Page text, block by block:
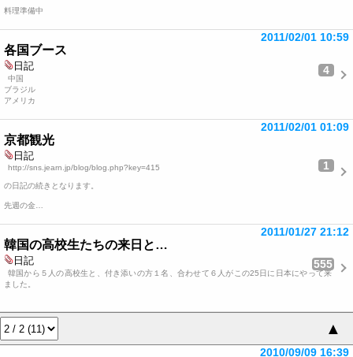
料理準備中
各国ブース
2011/02/01 10:59
日記 4
中国
ブラジル
アメリカ
京都観光
2011/02/01 01:09
日記
1
http://sns.jearn.jp/blog/blog.php?key=415
の日記の続きとなります。
先週の金…
韓国の高校生たちの来日と…
2011/01/27 21:12
日記 555
韓国から５人の高校生と、付き添いの方１名、合わせて６人がこの25日に日本にやって来
ました。
▲
2010/09/09 16:39